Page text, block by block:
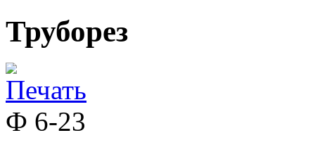
Труборез
Ф 6-23